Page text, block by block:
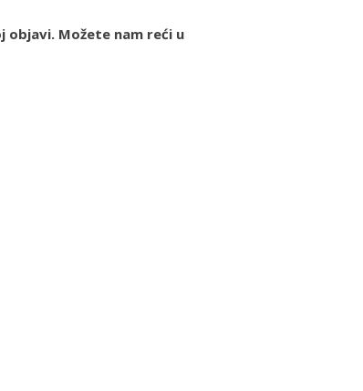
objavi. Možete nam reći u